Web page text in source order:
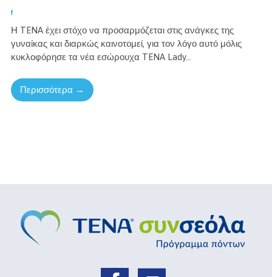
f
Η TENA έχει στόχο να προσαρμόζεται στις ανάγκες της
γυναίκας και διαρκώς καινοτομεί, για τον λόγο αυτό μόλις
κυκλοφόρησε τα νέα εσώρουχα TENA Lady...
Περισσότερα →